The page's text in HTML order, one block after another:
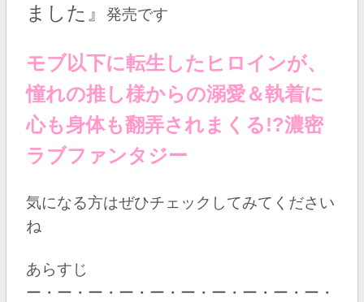
ました』
発売です
モブ以下に転生したヒロインが、
憧れの推し様からの溺愛＆執着に
心も身体も翻弄されまくる!?濃密
ラブファンタジー
気になる方はぜひチェックしてみてください
ね
あらすじ
ー・ー・ー・ー・ー・ー・ー・ー・ー・ー・